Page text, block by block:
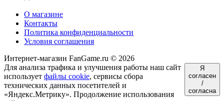
О магазине
Контакты
Политика конфиденциальности
Условия соглашения
Интернет-магазин FanGame.ru © 2026
Для анализа трафика и улучшения работы наш сайт
использует файлы cookie, сервисы сбора
технических данных посетителей и
«Яндекс.Метрику». Продолжение использования
Я
согласен
/
согласна